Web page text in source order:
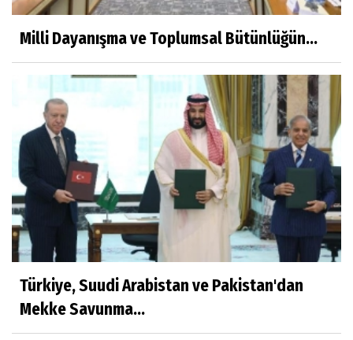
Milli Dayanışma ve Toplumsal Bütünlüğün...
Türkiye, Suudi Arabistan ve Pakistan'dan
Mekke Savunma...